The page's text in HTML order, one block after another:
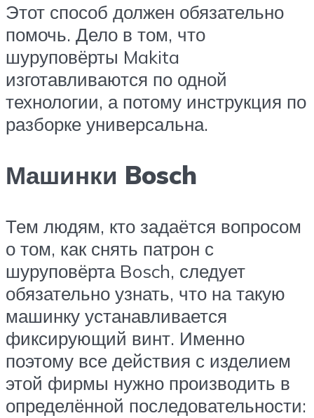
Этот способ должен обязательно
помочь. Дело в том, что
шуруповёрты Makita
изготавливаются по одной
технологии, а потому инструкция по
разборке универсальна.
Машинки Bosch
Тем людям, кто задаётся вопросом
о том, как снять патрон с
шуруповёрта Bosch, следует
обязательно узнать, что на такую
машинку устанавливается
фиксирующий винт. Именно
поэтому все действия с изделием
этой фирмы нужно производить в
определённой последовательности: